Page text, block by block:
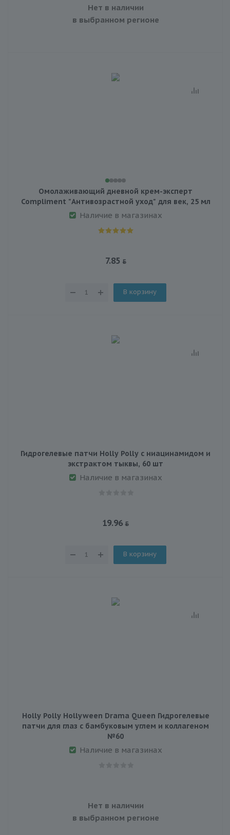
Нет в наличии
в выбранном регионе
Омолаживающий дневной крем-эксперт
Compliment "Антивозрастной уход" для век, 25 мл
Наличие в магазинах
7.85
В корзину
Гидрогелевые патчи Holly Polly с ниацинамидом и
экстрактом тыквы, 60 шт
Наличие в магазинах
19.96
В корзину
Holly Polly Hollyween Drama Queen Гидрогелевые
патчи для глаз с бамбуковым углем и коллагеном
№60
Наличие в магазинах
Нет в наличии
в выбранном регионе